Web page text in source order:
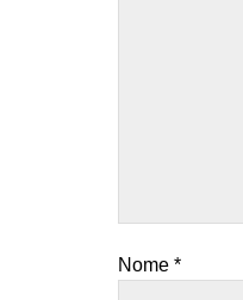
Nome *